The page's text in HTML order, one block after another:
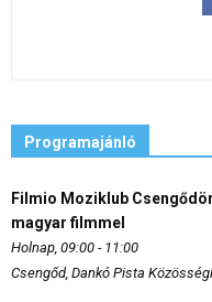
Programajánló
Filmio Moziklub
magyar filmmel
Holnap, 09:00 - 11:00
Csengőd, Dankó Pista